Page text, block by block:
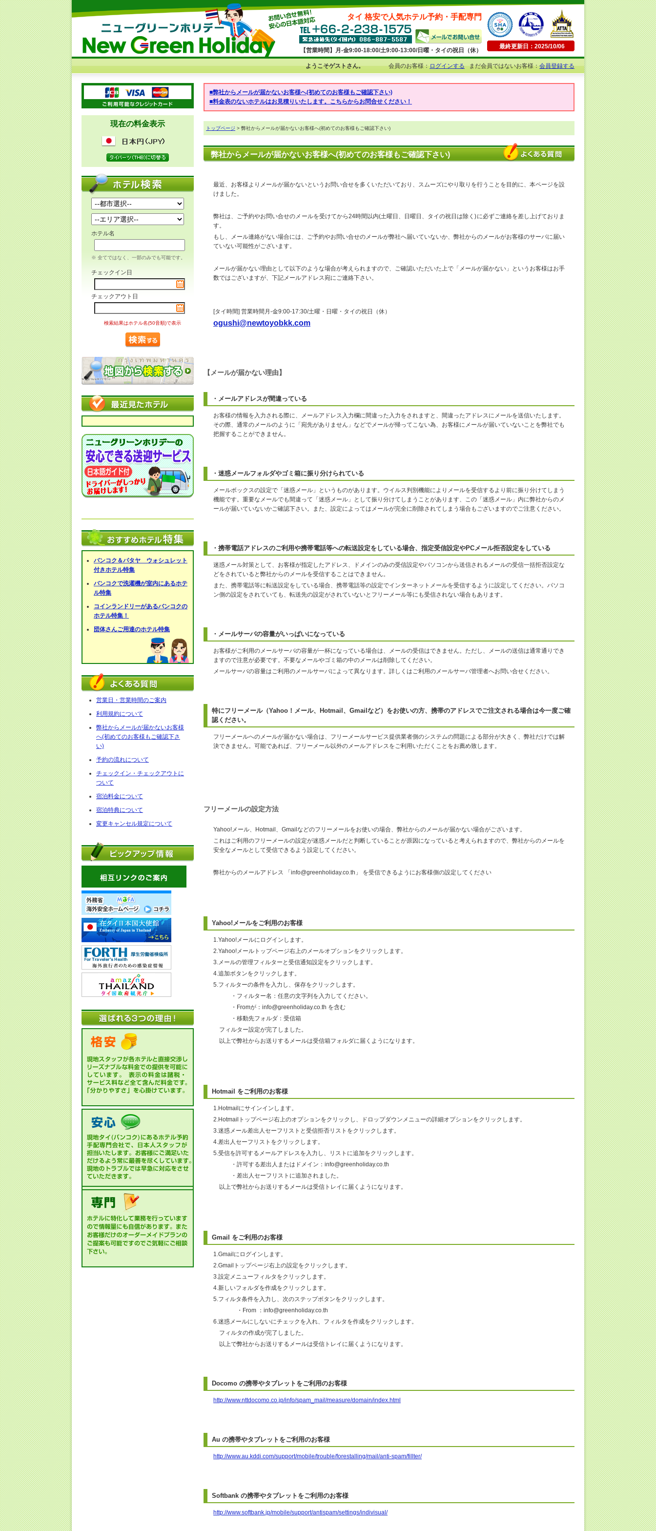
タイ 格安で人気ホテル予約・手配専門
【営業時間】月-金9:00-18:00/土9:00-13:00/日曜・タイの祝日（休）
最終更新日：2025/10/06
ようこそゲストさん。 会員のお客様：ログインするまだ会員ではないお客様：会員登録する
現在の料金表示
ホテル名
※ 全てではなく、一部のみでも可能です。
チェックイン日
チェックアウト日
検索結果はホテル名(50音順)で表示
バンコク＆パタヤ ウォシュレット
付きホテル特集
バンコクで洗濯機が室内にあるホテ
ル特集
コインランドリーがあるバンコクの
ホテル特集！
団体さんご用達のホテル特集
営業日・営業時間のご案内
利用規約について
弊社からメールが届かないお客様
へ(初めてのお客様もご確認下さ
い)
予約の流れについて
チェックイン・チェックアウトに
ついて
宿泊料金について
宿泊特典について
変更キャンセル規定について
■弊社からメールが届かないお客様へ(初めてのお客様もご確認下さい)
■料金表のないホテルはお見積りいたします。こちらからお問合せください！
トップページ > 弊社からメールが届かないお客様へ(初めてのお客様もご確認下さい)
弊社からメールが届かないお客様へ(初めてのお客様もご確認下さい)
最近、お客様よりメールが届かないというお問い合せを多くいただいており、スムーズにやり取りを行うことを目的に、本ページを設
けました。
弊社は、ご予約やお問い合せのメールを受けてから24時間以内(土曜日、日曜日、タイの祝日は除く)に必ずご連絡を差し上げておりま
す。
もし、メール連絡がない場合には、ご予約やお問い合せのメールが弊社へ届いていないか、弊社からのメールがお客様のサーバに届い
ていない可能性がございます。
メールが届かない理由として以下のような場合が考えられますので、ご確認いただいた上で「メールが届かない」というお客様はお手
数ではございますが、下記メールアドレス宛にご連絡下さい。
[タイ時間] 営業時間月-金9:00-17:30/土曜・日曜・タイの祝日（休）
ogushi@newtoyobkk.com
【メールが届かない理由】
・メールアドレスが間違っている
お客様の情報を入力される際に、メールアドレス入力欄に間違った入力をされますと、間違ったアドレスにメールを送信いたします。
その際、通常のメールのように「宛先がありません」などでメールが帰ってこない為、お客様にメールが届いていないことを弊社でも
把握することができません。
・迷惑メールフォルダやゴミ箱に振り分けられている
メールボックスの設定で「迷惑メール」というものがあります。ウイルス判別機能によりメールを受信するより前に振り分けてしまう
機能です。重要なメールでも間違って「迷惑メール」として振り分けてしまうことがあります、この「迷惑メール」内に弊社からのメ
ールが届いていないかご確認下さい。また、設定によってはメールが完全に削除されてしまう場合もございますのでご注意ください。
・携帯電話アドレスのご利用や携帯電話等への転送設定をしている場合、指定受信設定やPCメール拒否設定をしている
迷惑メール対策として、お客様が指定したアドレス、ドメインのみの受信設定やパソコンから送信されるメールの受信一括拒否設定な
どをされていると弊社からのメールを受信することはできません。
また、携帯電話等に転送設定をしている場合、携帯電話等の設定でインターネットメールを受信するように設定してください。パソコ
ン側の設定をされていても、転送先の設定がされていないとフリーメール等にも受信されない場合もあります。
・メールサーバの容量がいっぱいになっている
お客様がご利用のメールサーバの容量が一杯になっている場合は、メールの受信はできません。ただし、メールの送信は通常通りでき
ますので注意が必要です。不要なメールやゴミ箱の中のメールは削除してください。
メールサーバの容量はご利用のメールサーバによって異なります。詳しくはご利用のメールサーバ管理者へお問い合せください。
特にフリーメール（Yahoo！メール、Hotmail、Gmailなど）をお使いの方、携帯のアドレスでご注文される場合は今一度ご確
認ください。
フリーメールへのメールが届かない場合は、フリーメールサービス提供業者側のシステムの問題による部分が大きく、弊社だけでは解
決できません。可能であれば、フリーメール以外のメールアドレスをご利用いただくことをお薦め致します。
フリーメールの設定方法
Yahoo!メール、Hotmail、Gmailなどのフリーメールをお使いの場合、弊社からのメールが届かない場合がございます。
これはご利用のフリーメールの設定が迷惑メールだと判断していることが原因になっていると考えられますので、弊社からのメールを
安全なメールとして受信できるよう設定してください。
弊社からのメールアドレス 「info@greenholiday.co.th」 を受信できるようにお客様側の設定してください
Yahoo!メールをご利用のお客様
1.Yahoo!メールにログインします。
2.Yahoo!メールトップページ右上のメールオプションをクリックします。
3.メールの管理フィルターと受信通知設定をクリックします。
4.追加ボタンをクリックします。
5.フィルターの条件を入力し、保存をクリックします。
・フィルター名：任意の文字列を入力してください。
・Fromが：info@greenholiday.co.th を含む
・移動先フォルダ：受信箱
フィルター設定が完了しました。
以上で弊社からお送りするメールは受信箱フォルダに届くようになります。
Hotmail をご利用のお客様
1.Hotmailにサインインします。
2.Hotmailトップページ右上のオプションをクリックし、ドロップダウンメニューの詳細オプションをクリックします。
3.迷惑メール差出人セーフリストと受信拒否リストをクリックします。
4.差出人セーフリストをクリックします。
5.受信を許可するメールアドレスを入力し、リストに追加をクリックします。
・許可する差出人またはドメイン：info@greenholiday.co.th
・差出人セーフリストに追加されました。
以上で弊社からお送りするメールは受信トレイに届くようになります。
Gmail をご利用のお客様
1.Gmailにログインします。
2.Gmailトップページ右上の設定をクリックします。
3.設定メニューフィルタをクリックします。
4.新しいフォルダを作成をクリックします。
5.フィルタ条件を入力し、次のステップボタンをクリックします。
・From ：info@greenholiday.co.th
6.迷惑メールにしないにチェックを入れ、フィルタを作成をクリックします。
フィルタの作成が完了しました。
以上で弊社からお送りするメールは受信トレイに届くようになります。
Docomo の携帯やタブレットをご利用のお客様
http://www.nttdocomo.co.jp/info/spam_mail/measure/domain/index.html
Au の携帯やタブレットをご利用のお客様
http://www.au.kddi.com/support/mobile/trouble/forestalling/mail/anti-spam/fillter/
Softbank の携帯やタブレットをご利用のお客様
http://www.softbank.jp/mobile/support/antispam/settings/indivisual/